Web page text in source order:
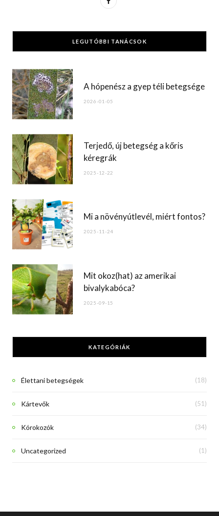
c
e
o
o
LEGUTÓBBI TANÁCSOK
A hópenész a gyep téli betegsége
2026-01-05
Terjedő, új betegség a kőris
kéregrák
2025-12-22
Mi a növényútlevél, miért fontos?
2025-11-24
Mit okoz(hat) az amerikai
bivalykabóca?
2025-09-15
KATEGÓRIÁK
Élettani betegségek (18)
Kártevők (51)
Kórokozók (34)
Uncategorized (1)